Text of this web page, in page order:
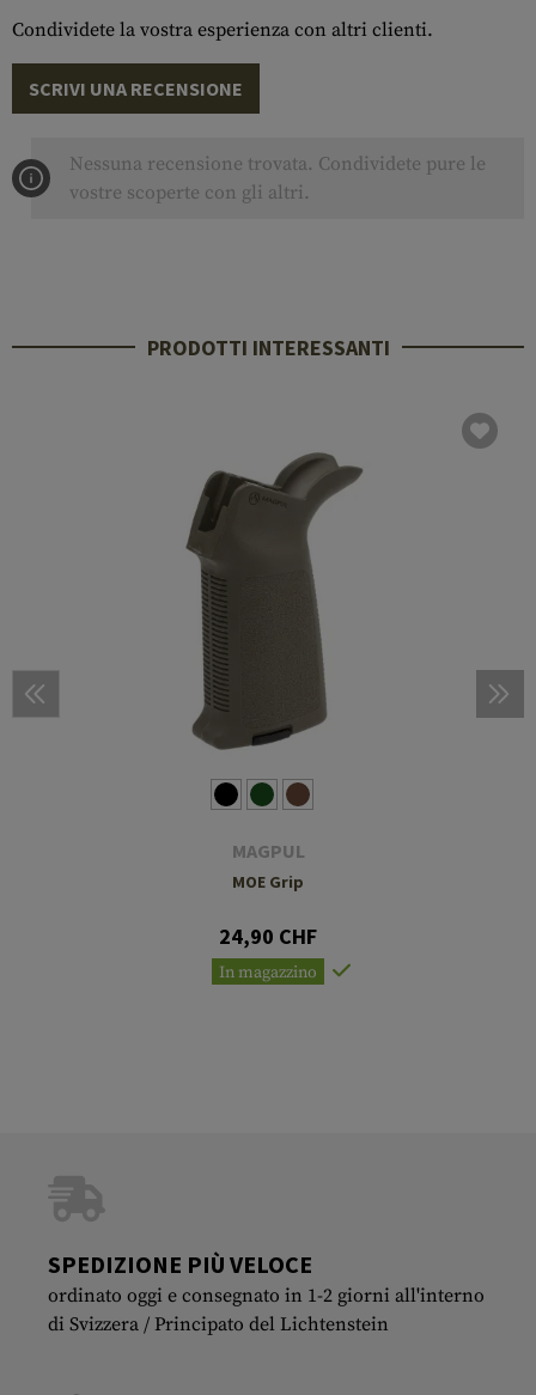
Condividete la vostra esperienza con altri clienti.
SCRIVI UNA RECENSIONE
Nessuna recensione trovata. Condividete pure le
vostre scoperte con gli altri.
PRODOTTI INTERESSANTI
MAGPUL
MOE Grip
24,90 CHF
In magazzino
SPEDIZIONE PIÙ VELOCE
ordinato oggi e consegnato in 1-2 giorni all'interno
di Svizzera / Principato del Lichtenstein